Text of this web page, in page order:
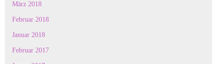
März 2018
Februar 2018
Januar 2018
Februar 2017